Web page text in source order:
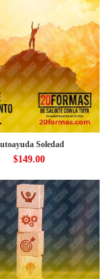
Soledad
$149.00